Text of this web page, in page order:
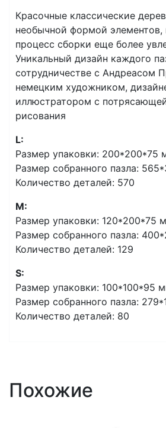
Красочные классические
необычной формой элементов,
процесс сборки еще более
Уникальный дизайн каждого
сотрудничестве с Андреасом
немецким художником,
иллюстратором с
рисования
L:
Размер упаковки: 200*200*75
Размер собранного пазла:
Количество деталей: 570
M:
Размер упаковки: 120*200*75
Размер собранного пазла:
Количество деталей: 129
S:
Размер упаковки: 100*100*95
Размер собранного пазла:
Количество деталей: 80
Похожие